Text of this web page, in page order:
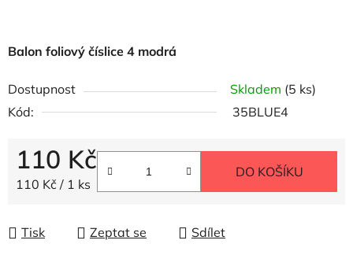
Balon foliový číslice 4 modrá
Dostupnost Skladem (5 ks)
Kód:
35BLUE4
110 Kč
Měrná cena:
110 Kč / 1 ks
DO KOŠÍKU
Tisk Zeptat se Sdílet